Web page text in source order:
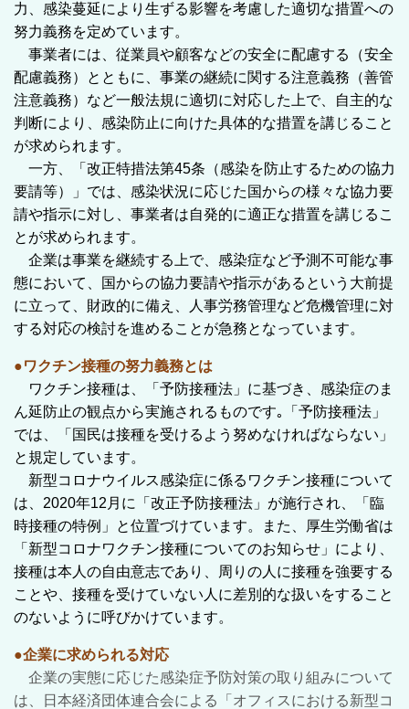
力、感染蔓延により生ずる影響を考慮した適切な措置への
努力義務を定めています。
事業者には、従業員や顧客などの安全に配慮する（安全
配慮義務）とともに、事業の継続に関する注意義務（善管
注意義務）など一般法規に適切に対応した上で、自主的な
判断により、感染防止に向けた具体的な措置を講じること
が求められます。
一方、「改正特措法第45条（感染を防止するための協力
要請等）」では、感染状況に応じた国からの様々な協力要
請や指示に対し、事業者は自発的に適正な措置を講じるこ
とが求められます。
企業は事業を継続する上で、感染症など予測不可能な事
態において、国からの協力要請や指示があるという大前提
に立って、財政的に備え、人事労務管理など危機管理に対
する対応の検討を進めることが急務となっています。
●ワクチン接種の努力義務とは
ワクチン接種は、「予防接種法」に基づき、感染症のま
ん延防止の観点から実施されるものです｡「予防接種法」
では、「国民は接種を受けるよう努めなければならない」
と規定しています。
新型コロナウイルス感染症に係るワクチン接種について
は、2020年12月に「改正予防接種法」が施行され、「臨
時接種の特例」と位置づけています。また、厚生労働省は
「新型コロナワクチン接種についてのお知らせ」により、
接種は本人の自由意志であり、周りの人に接種を強要する
ことや、接種を受けていない人に差別的な扱いをすること
のないように呼びかけています。
●企業に求められる対応
企業の実態に応じた感染症予防対策の取り組みについて
は、日本経済団体連合会による「オフィスにおける新型コ